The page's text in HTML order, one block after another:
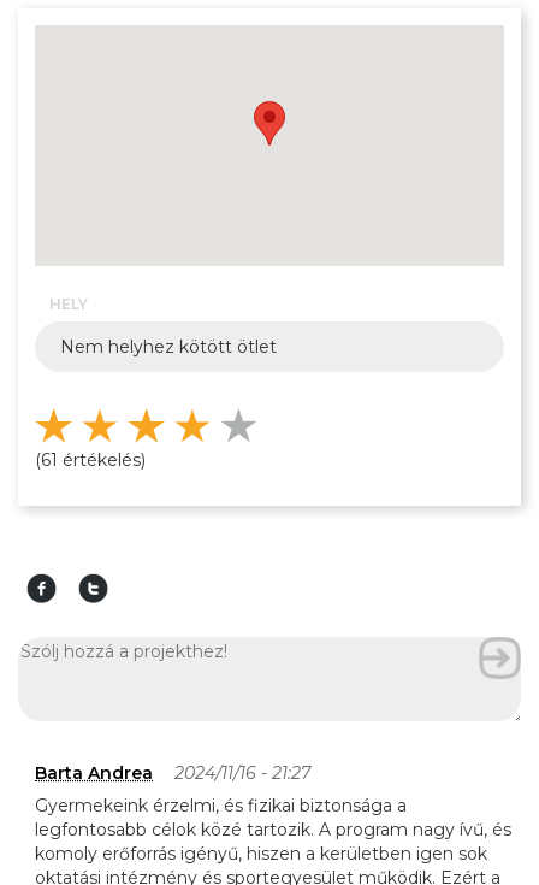
HELY
Nem helyhez kötött ötlet
(61 értékelés)
Barta Andrea
2024/11/16 - 21:27
Gyermekeink érzelmi, és fizikai biztonsága a
legfontosabb célok közé tartozik. A program nagy ívű, és
komoly erőforrás igényű, hiszen a kerületben igen sok
oktatási intézmény és sportegyesület működik. Ezért a